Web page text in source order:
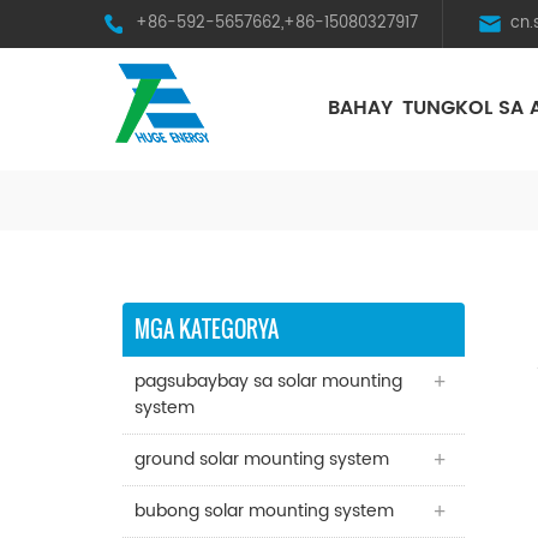
+86-592-5657662,+86-15080327917
BAHAY TUNGKOL SA
MGA KATEGORYA
pagsubaybay sa solar mounting
system
ground solar mounting system
bubong solar mounting system